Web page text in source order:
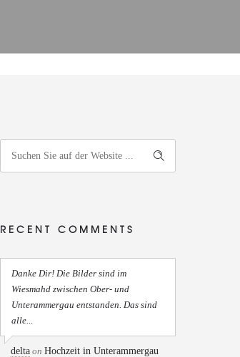
RECENT COMMENTS
Danke Dir! Die Bilder sind im
Wiesmahd zwischen Ober- und
Unterammergau entstanden. Das sind
alle...
delta on Hochzeit in Unterammergau